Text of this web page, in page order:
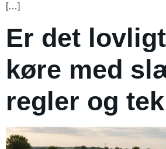
[…]
Er det
køre med
regler og